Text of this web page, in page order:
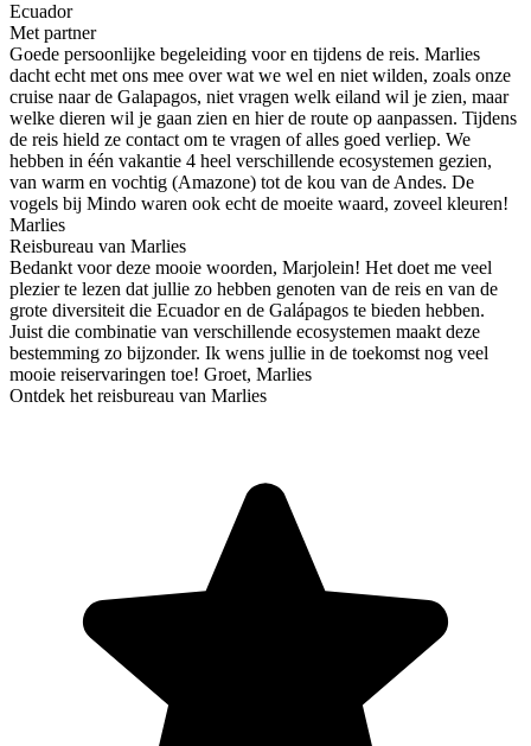
Ecuador
Met partner
Goede persoonlijke begeleiding voor en tijdens de reis. Marlies
dacht echt met ons mee over wat we wel en niet wilden, zoals onze
cruise naar de Galapagos, niet vragen welk eiland wil je zien, maar
welke dieren wil je gaan zien en hier de route op aanpassen. Tijdens
de reis hield ze contact om te vragen of alles goed verliep. We
hebben in één vakantie 4 heel verschillende ecosystemen gezien,
van warm en vochtig (Amazone) tot de kou van de Andes. De
vogels bij Mindo waren ook echt de moeite waard, zoveel kleuren!
Marlies
Reisbureau van Marlies
Bedankt voor deze mooie woorden, Marjolein! Het doet me veel
plezier te lezen dat jullie zo hebben genoten van de reis en van de
grote diversiteit die Ecuador en de Galápagos te bieden hebben.
Juist die combinatie van verschillende ecosystemen maakt deze
bestemming zo bijzonder. Ik wens jullie in de toekomst nog veel
mooie reiservaringen toe! Groet, Marlies
Ontdek het reisbureau van Marlies